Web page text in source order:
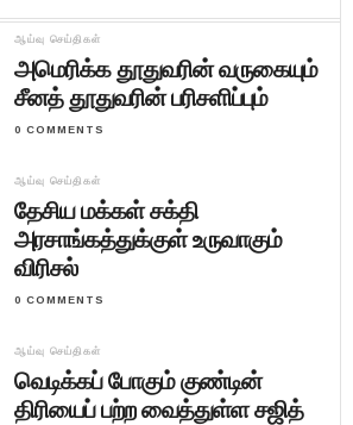
ஆய்வு செய்திகள்
அமெரிக்க தூதுவரின் வருகையும்
சீனத் தூதுவரின் பரிசளிப்பும்
0 COMMENTS
ஆய்வு செய்திகள்
தேசிய மக்கள் சக்தி
அரசாங்கத்துக்குள் உருவாகும்
விரிசல்
0 COMMENTS
ஆய்வு செய்திகள்
வெடிக்கப் போகும் குண்டின்
திரியைப் பற்ற வைத்துள்ள சஜித்